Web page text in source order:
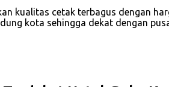
kualitas cetak terbagus dengan
kota sehingga dekat dengan